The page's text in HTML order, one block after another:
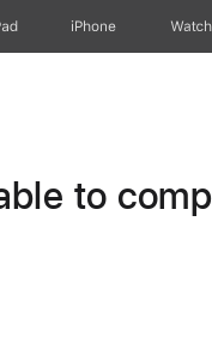
iPhone Watch
to